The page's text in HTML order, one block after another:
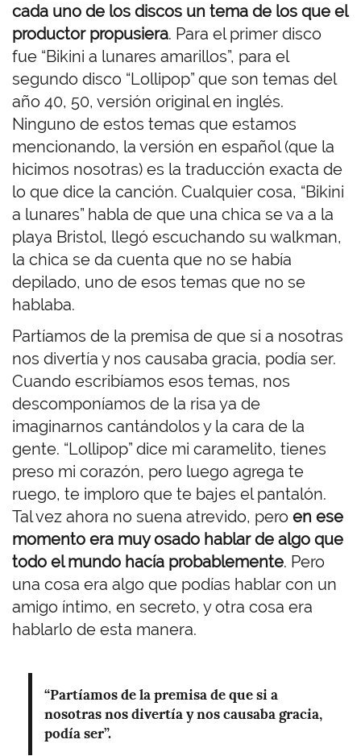
cada uno de los discos un tema de los que el
productor propusiera. Para el primer disco
fue “Bikini a lunares amarillos”, para el
segundo disco “Lollipop” que son temas del
año 40, 50, versión original en inglés.
Ninguno de estos temas que estamos
mencionando, la versión en español (que la
hicimos nosotras) es la traducción exacta de
lo que dice la canción. Cualquier cosa, “Bikini
a lunares” habla de que una chica se va a la
playa Bristol, llegó escuchando su walkman,
la chica se da cuenta que no se había
depilado, uno de esos temas que no se
hablaba.
Partíamos de la premisa de que si a nosotras
nos divertía y nos causaba gracia, podía ser.
Cuando escribíamos esos temas, nos
descomponíamos de la risa ya de
imaginarnos cantándolos y la cara de la
gente. “Lollipop” dice mi caramelito, tienes
preso mi corazón, pero luego agrega te
ruego, te imploro que te bajes el pantalón.
Tal vez ahora no suena atrevido, pero en ese
momento era muy osado hablar de algo que
todo el mundo hacía probablemente. Pero
una cosa era algo que podías hablar con un
amigo íntimo, en secreto, y otra cosa era
hablarlo de esta manera.
“Partíamos de la premisa de que si a
nosotras nos divertía y nos causaba gracia,
podía ser”.